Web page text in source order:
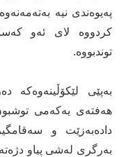
پەیوەندی نیە
كردووە لای ئەو
توندبووە.
بەپێی
هەفتەی یەكەمی
دادەبەزێت و
بەرگری لەشی پیاو